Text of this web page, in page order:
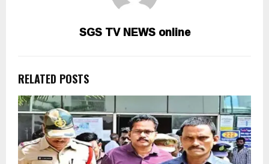
SGS TV NEWS online
RELATED POSTS